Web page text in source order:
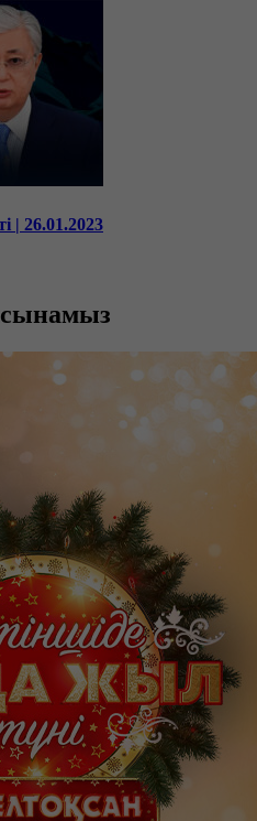
| 26.01.2023